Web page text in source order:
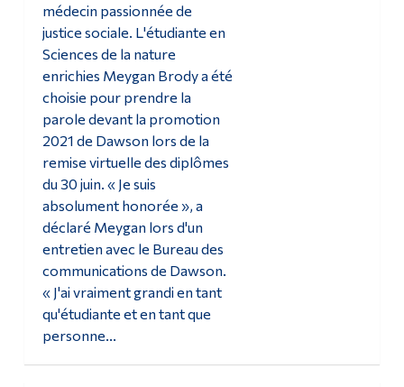
médecin passionnée de
justice sociale. L'étudiante en
Sciences de la nature
enrichies Meygan Brody a été
choisie pour prendre la
parole devant la promotion
2021 de Dawson lors de la
remise virtuelle des diplômes
du 30 juin. « Je suis
absolument honorée », a
déclaré Meygan lors d'un
entretien avec le Bureau des
communications de Dawson.
« J'ai vraiment grandi en tant
qu'étudiante et en tant que
personne...